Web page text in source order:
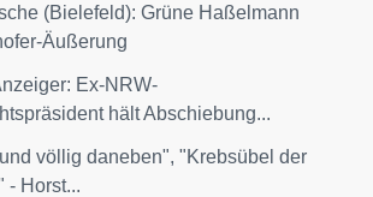
(Bielefeld): Grüne Haßelmann
Äußerung
Ex-NRW-
hält Abschiebung...
völlig daneben", "Krebsübel der
- Horst...